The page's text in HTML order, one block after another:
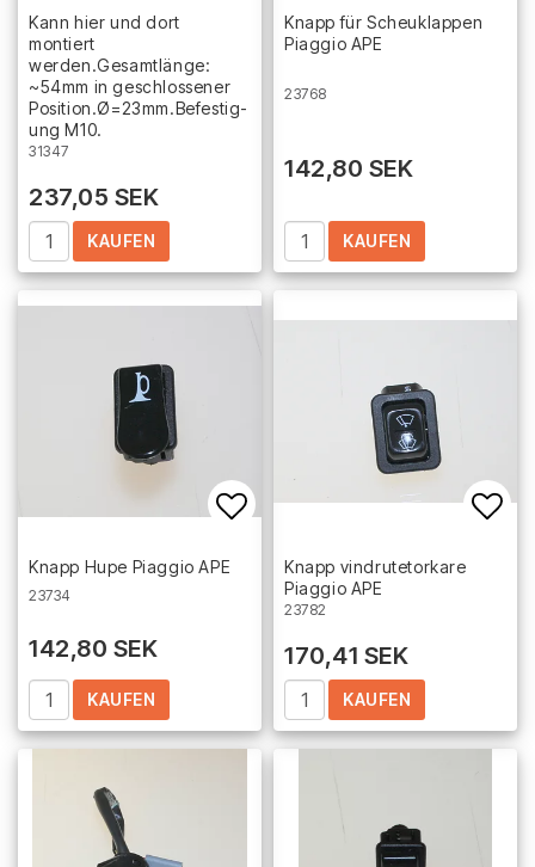
Add to list of favorites
Kann hier und dort
montiert
werden.Gesamtlänge:
~54mm in geschlossener
P­o­s­i­t­i­o­n­.­Ø­=­2­3­m­m­.­B­e­f­e­s­t­i­g­
u­n­g M10.
31347
237,05 SEK
KAUFEN
Knapp für Scheuklappen
Piaggio APE
23768
142,80 SEK
KAUFEN
Add to list of favorites
Knapp Hupe Piaggio APE
23734
142,80 SEK
KAUFEN
Knapp vindrutetorkare
Piaggio APE
23782
170,41 SEK
KAUFEN